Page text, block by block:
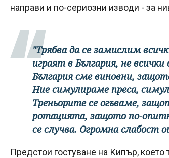
направи и по-сериозни изводи - за
"Трябва да се замислим
играят в България, не
България сме виновни,
Ние симулираме преса,
Треньорите се огъваме,
ротацията, защото по-
се случва. Огромна слабост
Предстои гостуване на Кипър, което